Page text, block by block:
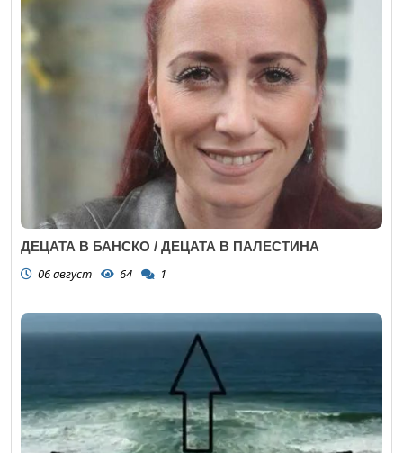
ДЕЦАТА В БАНСКО / ДЕЦАТА В ПАЛЕСТИНА
06 август 64 1